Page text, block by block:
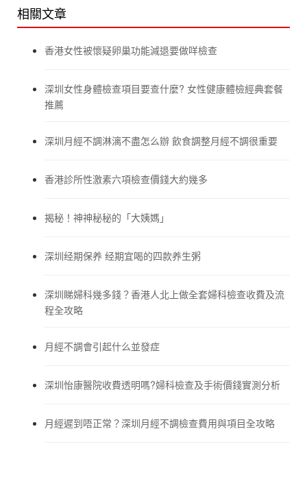
相關文章
香港女性被懷疑卵巢功能減退要做咩檢查
深圳女性身體檢查項目要查什麼? 女性健康體檢經典套餐
推薦
深圳月經不調淋漓不盡怎么辦 飲食調整月經不調很重要
香港診所性激素六項檢查價錢大約幾多
揭秘！神神秘秘的「大姨媽」
深圳经期保养 经期宜喝的四款养生粥
深圳睇婦科幾多錢？香港人北上做全套婦科檢查收費及流
程全攻略
月經不調會引起什么並發症
深圳怡康醫院收費透明嗎?婦科檢查及手術價錢實測分析
月經遲到唔正常？深圳月經不調檢查費用與項目全攻略